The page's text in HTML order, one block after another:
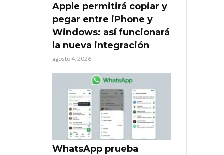
Apple permitirá copiar y
pegar entre iPhone y
Windows: así funcionará
la nueva integración
agosto 4, 2026
WhatsApp prueba